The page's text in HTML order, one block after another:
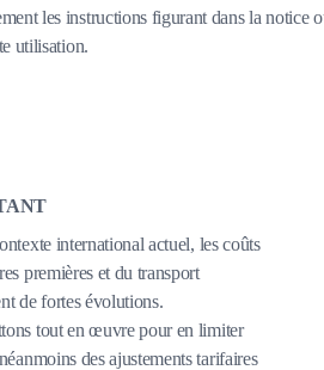
les instructions figurant dans la notice
utilisation.
international actuel, les coûts
premières et du transport
de fortes évolutions.
tout en œuvre pour en limiter
des ajustements tarifaires